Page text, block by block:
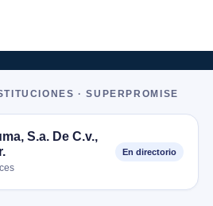
· SUPERPROMISE
S.a. De C.v.,
En directorio